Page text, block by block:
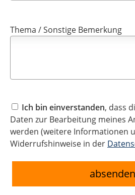
Thema / Sonstige Bemerkung
Ich bin einverstanden, dass
Daten zur Bearbeitung meines
werden (weitere Informationen
Widerrufshinweise in der
absenden